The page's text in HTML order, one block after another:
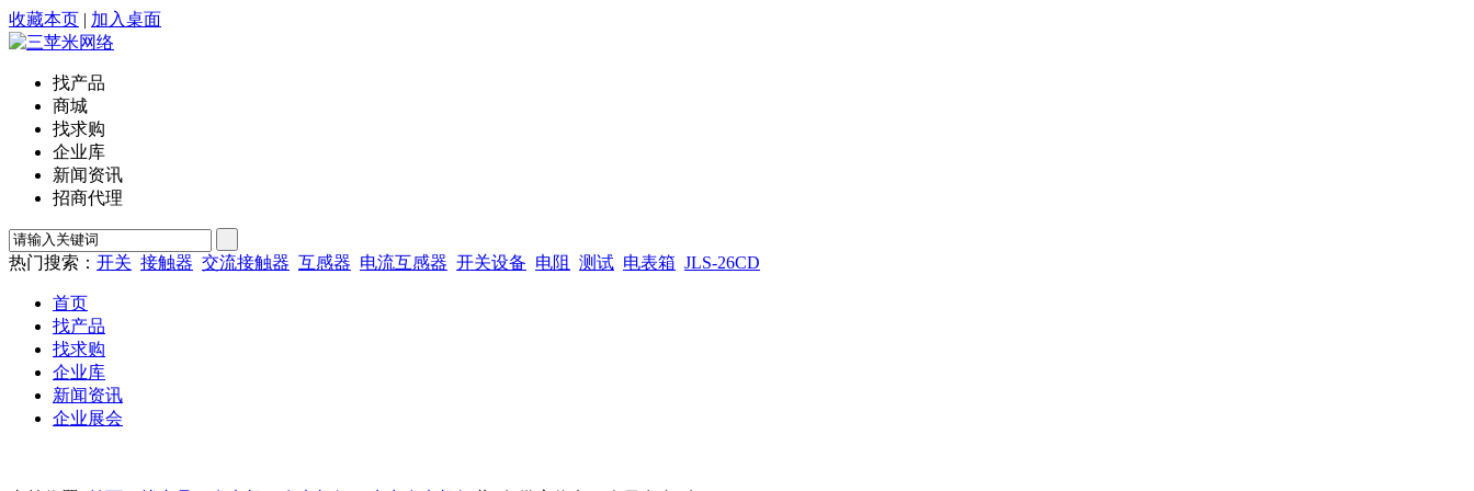
收藏本页 | 加入桌面
找产品
商城
找求购
企业库
新闻资讯
招商代理
热门搜索： 开关 接触器 交流接触器 互感器 电流互感器 开关设备 电阻 测试 电表箱 JLS-26CD
首页
找产品
找求购
企业库
新闻资讯
企业展会